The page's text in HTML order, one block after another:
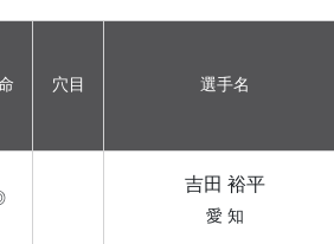
穴目 選手名
吉田 裕平
愛 知